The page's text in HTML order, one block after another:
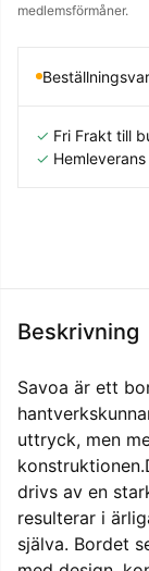
medlemsförmåner.
✓ Fri Frakt till
✓
Beskrivning
Savoa är ett
uttryck, men
drivs av en
resulterar i
själva. Bordet